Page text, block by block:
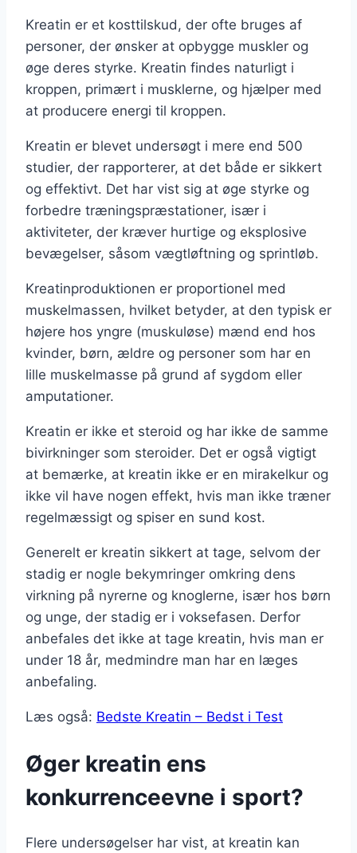
Kreatin er et kosttilskud, der ofte bruges af
personer, der ønsker at opbygge muskler og
øge deres styrke. Kreatin findes naturligt i
kroppen, primært i musklerne, og hjælper med
at producere energi til kroppen.
Kreatin er blevet undersøgt i mere end 500
studier, der rapporterer, at det både er sikkert
og effektivt. Det har vist sig at øge styrke og
forbedre træningspræstationer, især i
aktiviteter, der kræver hurtige og eksplosive
bevægelser, såsom vægtløftning og sprintløb.
Kreatinproduktionen er proportionel med
muskelmassen, hvilket betyder, at den typisk er
højere hos yngre (muskuløse) mænd end hos
kvinder, børn, ældre og personer som har en
lille muskelmasse på grund af sygdom eller
amputationer.
Kreatin er ikke et steroid og har ikke de samme
bivirkninger som steroider. Det er også vigtigt
at bemærke, at kreatin ikke er en mirakelkur og
ikke vil have nogen effekt, hvis man ikke træner
regelmæssigt og spiser en sund kost.
Generelt er kreatin sikkert at tage, selvom der
stadig er nogle bekymringer omkring dens
virkning på nyrerne og knoglerne, især hos børn
og unge, der stadig er i voksefasen. Derfor
anbefales det ikke at tage kreatin, hvis man er
under 18 år, medmindre man har en læges
anbefaling.
Læs også: Bedste Kreatin – Bedst i Test
Øger kreatin ens
konkurrenceevne i sport?
Flere undersøgelser har vist, at kreatin kan